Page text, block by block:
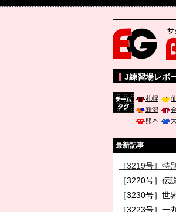
サッカー専門新聞
J練習場レポ
札幌
新潟
熊本
最新記事
［3219号］特
［3220号］伝
［3230号］世
［3223号］一